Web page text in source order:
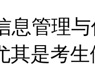
息管理
其是考生